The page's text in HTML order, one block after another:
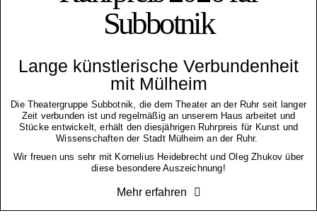
Subbotnik
Lange künstlerische Verbundenheit
mit Mülheim
Die Theatergruppe Subbotnik, die dem Theater an der Ruhr seit langer
Zeit verbunden ist und regelmäßig an unserem Haus arbeitet und
Stücke entwickelt, erhält den diesjährigen Ruhrpreis für Kunst und
Wissenschaften der Stadt Mülheim an der Ruhr.
Wir freuen uns sehr mit Kornelius Heidebrecht und Oleg Zhukov über
diese besondere Auszeichnung!
Mehr erfahren